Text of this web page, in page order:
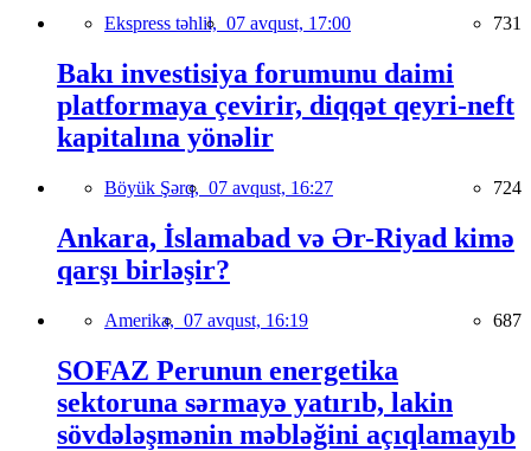
Ekspress təhlil, 07 avqust, 17:00 731
Bakı investisiya forumunu daimi
platformaya çevirir, diqqət qeyri-neft
kapitalına yönəlir
Böyük Şərq, 07 avqust, 16:27 724
Ankara, İslamabad və Ər-Riyad kimə
qarşı birləşir?
Amerika, 07 avqust, 16:19 687
SOFAZ Perunun energetika
sektoruna sərmayə yatırıb, lakin
sövdələşmənin məbləğini açıqlamayıb